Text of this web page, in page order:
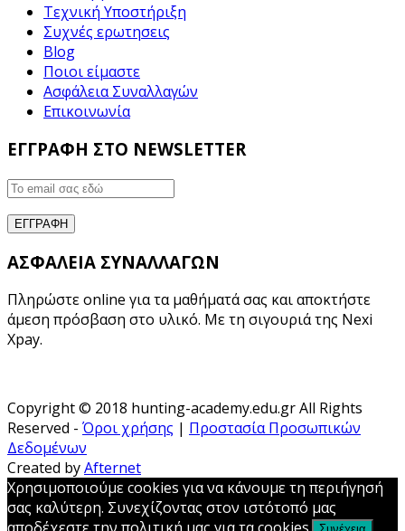
Τεχνική Υποστήριξη
Συχνές ερωτησεις
Blog
Ποιοι είμαστε
Ασφάλεια Συναλλαγών
Επικοινωνία
ΕΓΓΡΑΦΗ ΣΤΟ NEWSLETTER
ΑΣΦΑΛΕΙΑ ΣΥΝΑΛΛΑΓΩΝ
Πληρώστε online για τα μαθήματά σας και αποκτήστε
άμεση πρόσβαση στο υλικό. Με τη σιγουριά της Nexi
Xpay.
Copyright © 2018 hunting-academy.edu.gr All Rights
Reserved - Όροι χρήσης | Προστασία Προσωπικών
Δεδομένων
Created byAfternet
Χρησιμοποιούμε cookies για να κάνουμε τη περιήγησή
σας καλύτερη. Συνεχίζοντας στον ιστότοπό μας